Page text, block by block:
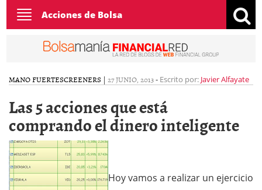
Toggle
navigation
Acciones de Bolsa
MANO FUERTESCREENERS | 27 JUNIO, 2013- Escrito por: Javier Alfayate
Las 5 acciones que está
comprando el dinero inteligente
Hoy vamos a realizar un ejercicio